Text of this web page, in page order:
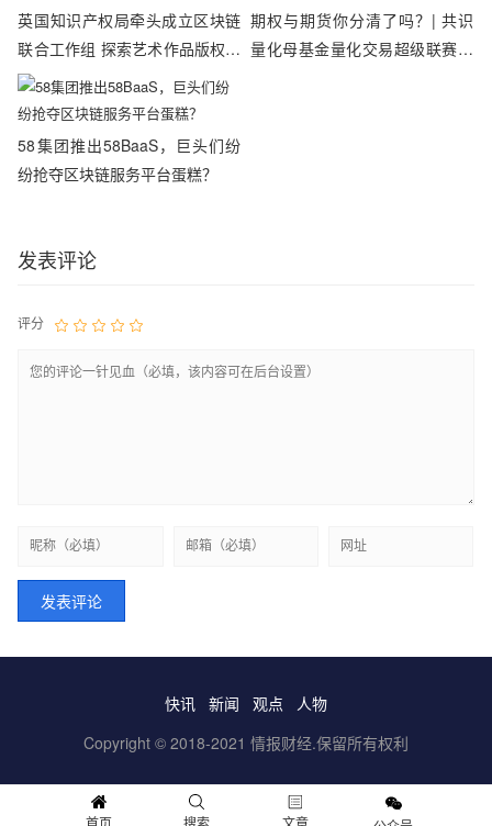
英国知识产权局牵头成立区块链
联合工作组 探索艺术作品版权保
护用例
期权与期货你分清了吗？| 共识
量化母基金量化交易超级联赛之
58集团推出58BaaS，巨头们纷
纷抢夺区块链服务平台蛋糕？
发表评论
评分
快讯 新闻 观点
人物
Copyright © 2018-2021 情报财经.保留所有权利
首页 搜索 文章